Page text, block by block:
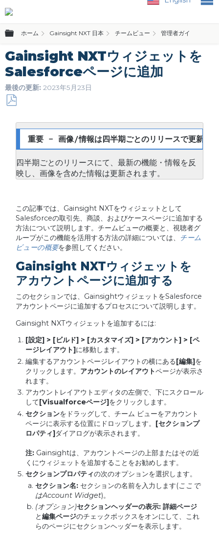
グローバル階層を展開/折りたたむ
ホーム Gainsight NXT 日本 チームビュー 管理者ガイド
Gainsight NXTウィジェットを
Salesforceページに追加
最後の更新 2023年5月23日
重要 - 画像/情報は四半期ごとのリリースで更新さ
四半期ごとのリリースにて、最新の機能・情報を反
映し、画像を含めた情報は更新されます。
この記事では、Gainsight NXTをウィジェットとして
Salesforceの取引先、商談、およびケースページに追加する
方法について説明します。チームビューの概要と、視聴者グ
ループがこの機能を活用する方法の詳細については、
チーム
ビューの概要を参照してください。
Gainsight NXTウィジェットを
アカウントページに追加する
このセクションでは、GainsightウィジェットをSalesforce
アカウントページに追加するプロセスについて説明します。
Gainsight NXTウィジェットを追加するには:
[設定] > [ビルド] > [カスタマイズ] > [アカウント] > [ペ
ージレイアウト]に移動します。
編集するアカウントページレイアウトの横にある[編集]を
クリックします。 アカウントのレイアウトページが表示さ
れます。
アカウントレイアウトエディタの左側で、下にスクロール
して[Visualforceページ]をクリックします。
セクションをドラッグして、チーム ビューをアカウント
ページに表示する位置にドロップします。 [セクションプ
ロパティ]ダイアログが表示されます。
注: Gainsightは、アカウントページの上部またはその近
くにウィジェットを追加することをお勧めします。
セクションプロパティの次のオプションを選択します。
セクション名: セクションの名前を入力します(ここで
はAccount Widget)。
(オプション)セクションヘッダーの表示:詳細ページ
と編集ページのチェックボックスをオンにして、これ
らのページにセクションヘッダーを表示します。